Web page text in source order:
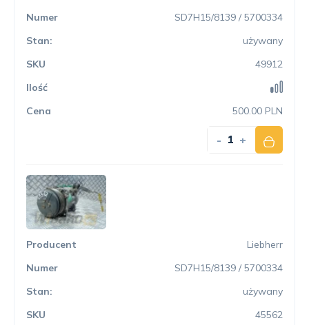
SD7H15/8139 / 5700334
używany
49912
500.00 PLN
- +
Liebherr
SD7H15/8139 / 5700334
używany
45562